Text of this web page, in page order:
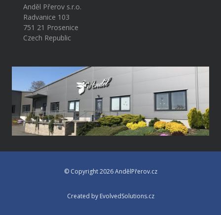
Anděl Přerov s.r.o.
Radvanice 103
751 21 Prosenice
Czech Republic
© Copyright 2026 AndělPřerov.cz
Created by EvolvedSolutions.cz